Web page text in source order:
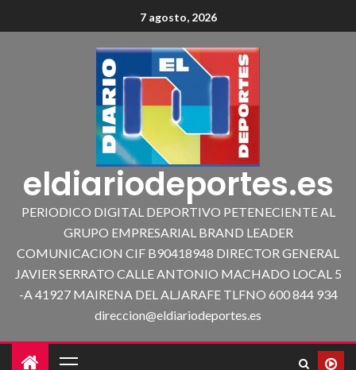
7 agosto, 2026
eldiariodeportes.es
PERIODICO DIGITAL DEPORTIVO PETENECIENTE AL
GRUPO EMPRESARIAL BRAND LEADER
COMUNICACION CIF B90418948 DIRECTOR GENERAL
JAVIER SERRATO CALLE ANTONIO MACHADO LOCAL 5
-A 41927 MAIRENA DEL ALJARAFE TLFNO 600 844 934
direccion@eldiariodeportes.es